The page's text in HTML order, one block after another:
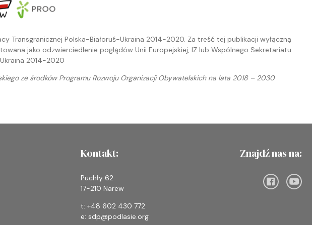
Transgranicznej Polska-Białoruś-Ukraina 2014-2020. Za treść tej publikacji wyłączną
jako odzwierciedlenie poglądów Unii Europejskiej, IZ lub Wspólnego Sekretariatu
2014-2020
ze środków Programu Rozwoju Organizacji Obywatelskich na lata 2018 – 2030
Kontakt:
Puchły 62
17-210 Narew
t: +48 602 430 772
e: sdp@podlasie.org
Znajdź nas na: